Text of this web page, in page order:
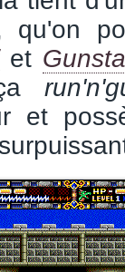
qu'on
et
et